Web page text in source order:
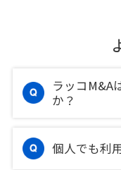
ラッコM&A
か？
個人でも利